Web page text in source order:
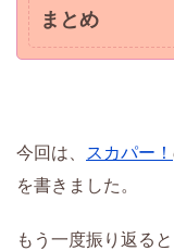
まとめ
今回は、 スカパー！
を書きました。
もう一度振り返ると